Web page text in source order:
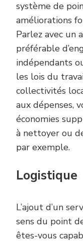
système de
améliorations
Parlez avec un
préférable
indépendants
les lois du
collectivités
aux dépenses,
économies
à nettoyer ou
par exemple.
Logistique
L’ajout d’un
sens du point
êtes-vous